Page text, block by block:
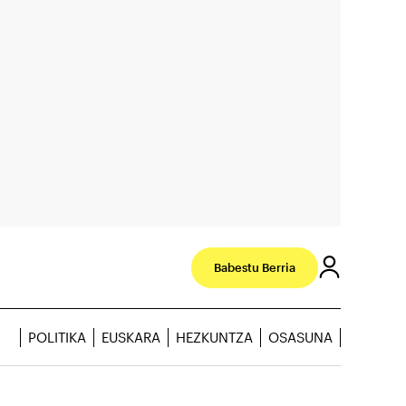
Babestu Berria
POLITIKA EUSKARA HEZKUNTZA OSASUNA